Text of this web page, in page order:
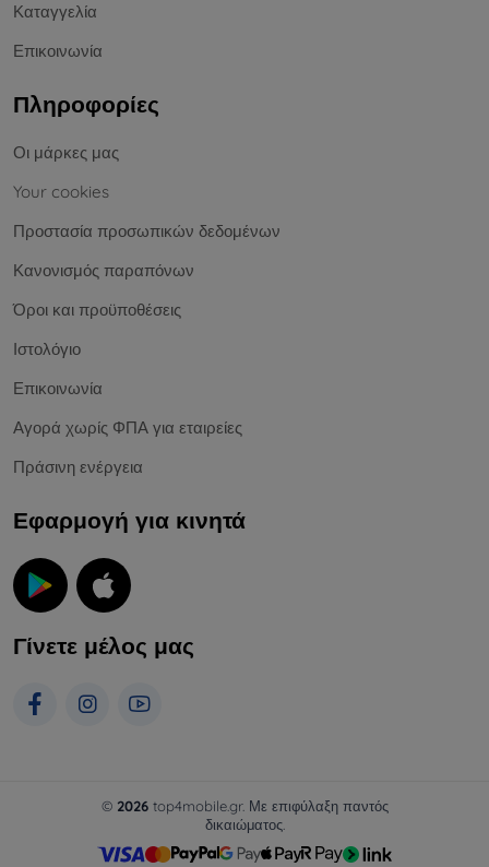
Καταγγελία
Επικοινωνία
Πληροφορίες
Οι μάρκες μας
Your cookies
Προστασία προσωπικών δεδομένων
Κανονισμός παραπόνων
Όροι και προϋποθέσεις
Ιστολόγιο
Επικοινωνία
Αγορά χωρίς ΦΠΑ για εταιρείες
Πράσινη ενέργεια
Εφαρμογή για κινητά
Γίνετε μέλος μας
© 2026top4mobile.gr. Με επιφύλαξη παντός
δικαιώματος.